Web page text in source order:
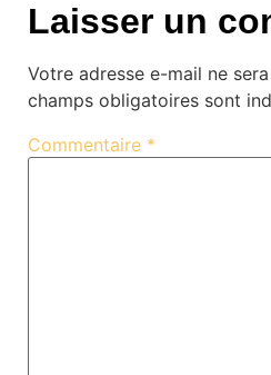
Laisser un
Votre adresse e-mail ne
champs obligatoires sont
Commentaire *